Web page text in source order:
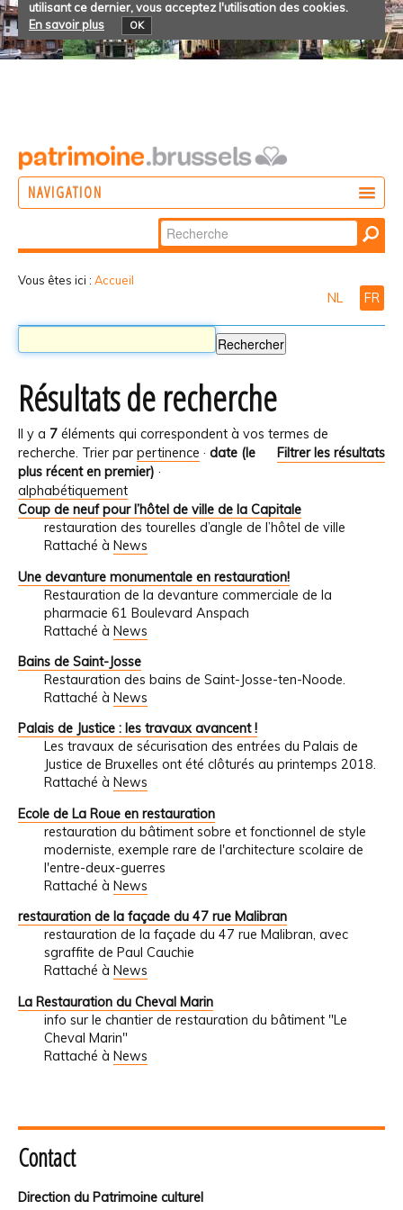
utilisant ce dernier, vous acceptez l'utilisation des cookies.
En savoir plus
OK
NAVIGATION
Chercher par
Recherche
Vous êtes ici : Accueil
NL FR
Résultats de recherche
Il y a 7 éléments qui correspondent à vos termes de
recherche.
Filtrer les résultats
Trier par pertinence · date (le
plus récent en premier) ·
alphabétiquement
Coup de neuf pour l’hôtel de ville de la Capitale
restauration des tourelles d’angle de l’hôtel de ville
Rattaché à News
Une devanture monumentale en restauration!
Restauration de la devanture commerciale de la
pharmacie 61 Boulevard Anspach
Rattaché à News
Bains de Saint-Josse
Restauration des bains de Saint-Josse-ten-Noode.
Rattaché à News
Palais de Justice : les travaux avancent !
Les travaux de sécurisation des entrées du Palais de
Justice de Bruxelles ont été clôturés au printemps 2018.
Rattaché à News
Ecole de La Roue en restauration
restauration du bâtiment sobre et fonctionnel de style
moderniste, exemple rare de l'architecture scolaire de
l'entre-deux-guerres
Rattaché à News
restauration de la façade du 47 rue Malibran
restauration de la façade du 47 rue Malibran, avec
sgraffite de Paul Cauchie
Rattaché à News
La Restauration du Cheval Marin
info sur le chantier de restauration du bâtiment "Le
Cheval Marin"
Rattaché à News
Contact
Direction du Patrimoine culturel